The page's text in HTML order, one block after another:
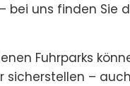
uns finden Sie
Fuhrparks
sicherstellen –